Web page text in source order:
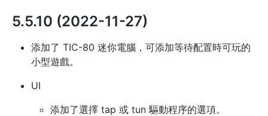
5.5.10 (2022-11-27)
添加了 TIC-80 迷你電腦，可添加等待配置時可玩的
小型遊戲。
UI
添加了選擇 tap 或 tun 驅動程序的選項。